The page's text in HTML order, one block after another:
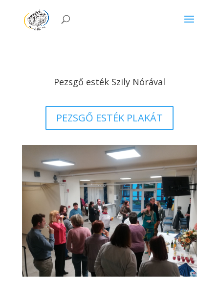
Pezsgő esték Szily Nórával
PEZSGŐ ESTÉK PLAKÁT